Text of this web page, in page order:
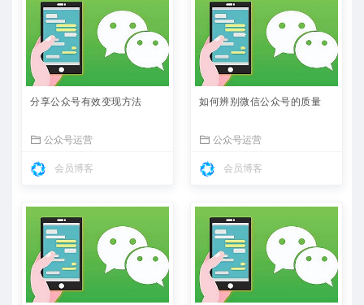
分享公众号有效变现方法
公众号运营
会员博客
如何辨别微信公众号的质量
公众号运营
会员博客